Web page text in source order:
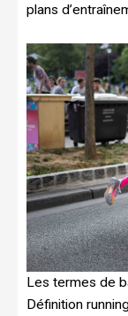
plans
Les termes de
Définition